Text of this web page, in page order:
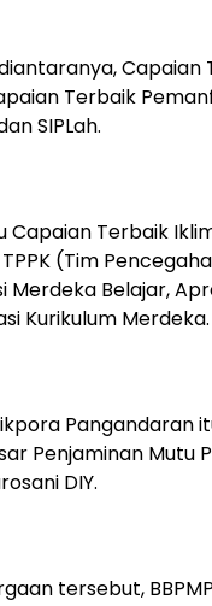
Capaian
Terbaik
SIPLah.
Capaian Terbaik
(Tim
Belajar,
Kurikulum Merdeka.
Pangandaran
Penjaminan Mutu
DIY.
tersebut,